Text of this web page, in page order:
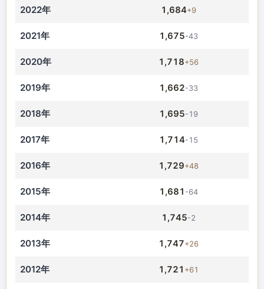
2022年 1,684+9
2021年 1,675-43
2020年 1,718+56
2019年 1,662-33
2018年 1,695-19
2017年 1,714-15
2016年 1,729+48
2015年 1,681 -64
2014年 1,745-2
2013年 1,747+26
2012年 1,721 +61